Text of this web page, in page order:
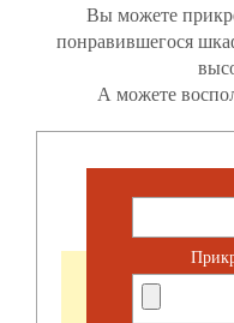
Вы можете
понравившегося
А можете